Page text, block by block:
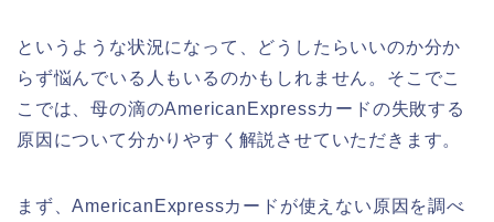
というような状況になって、どうしたらいいのか分か
らず悩んでいる人もいるのかもしれません。そこでこ
こでは、母の滴のAmericanExpressカードの失敗する
原因について分かりやすく解説させていただきます。
まず、AmericanExpressカードが使えない原因を調べ